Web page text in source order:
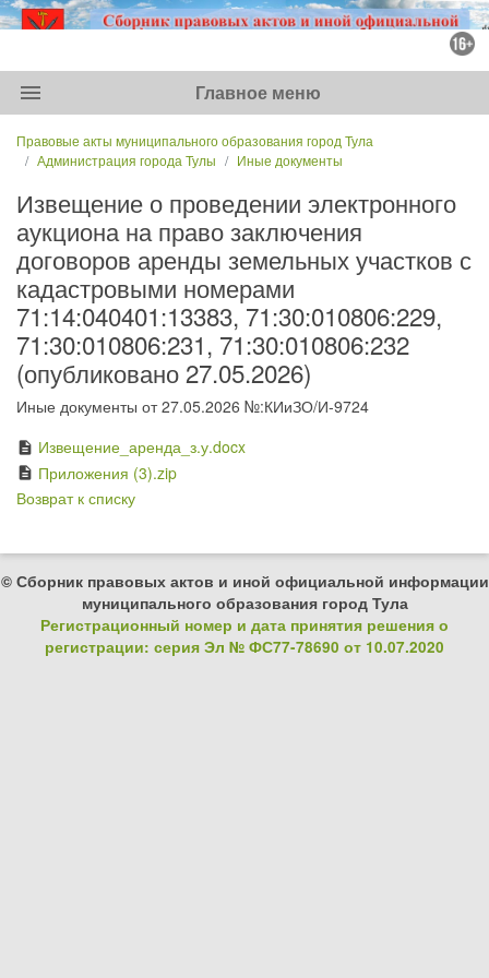
menu Главное меню
Правовые акты муниципального образования город Тула
Администрация города Тулы
Иные документы
Извещение о проведении электронного
аукциона на право заключения
договоров аренды земельных участков с
кадастровыми номерами
71:14:040401:13383, 71:30:010806:229,
71:30:010806:231, 71:30:010806:232
(опубликовано 27.05.2026)
Иные документы от 27.05.2026 №:КИиЗО/И-9724
description Извещение_аренда_з.у.docx
description Приложения (3).zip
Возврат к списку
© Сборник правовых актов и иной официальной информации
муниципального образования город Тула
Регистрационный номер и дата принятия решения о
регистрации: серия Эл № ФС77-78690 от 10.07.2020